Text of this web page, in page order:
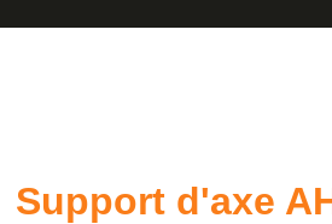
Support d'axe